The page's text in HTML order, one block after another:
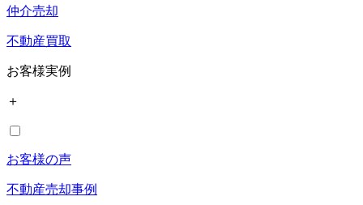
仲介売却
不動産買取
お客様実例
＋
お客様の声
不動産売却事例